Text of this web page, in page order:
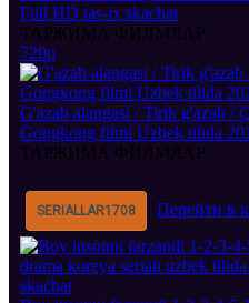
Full HD tas-ix skachat
ТАРЖИМА ФИЛМЛАР
720p
G'azab alangasi / Tirik g'azab /
Gongkong filmi Uzbek tilida
ТАРЖИМА ФИЛМЛАР
SERIALLAR1708 Перейти в